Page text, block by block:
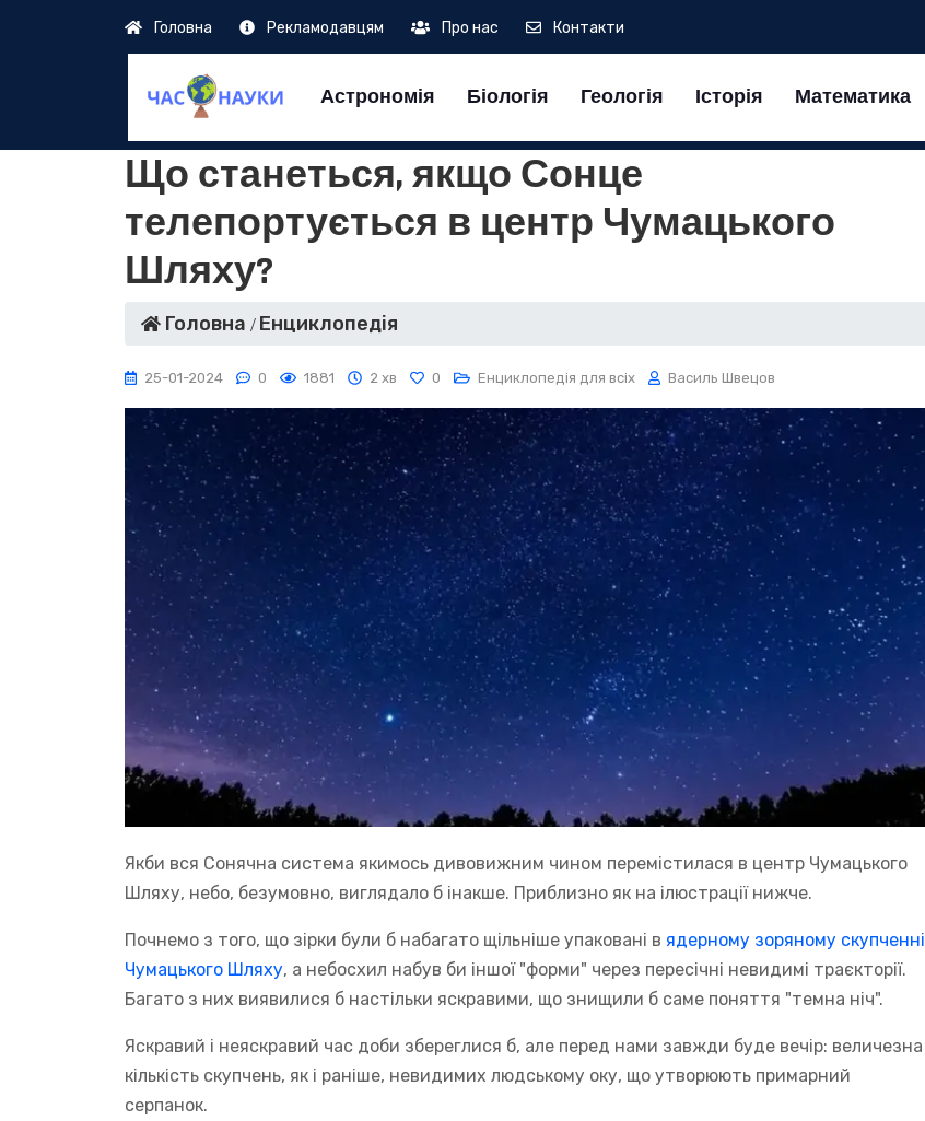
Головна Рекламодавцям Про нас Контакти
Астрономія Біологія Геологія Історія Математика
Що станеться, якщо Сонце
телепортується в центр Чумацького
Шляху?
Головна Енциклопедія
25-01-2024 0 1881 2 хв 0 Енциклопедія для всіх Василь Швецов
Якби вся Сонячна система якимось дивовижним чином перемістилася в центр Чумацького
Шляху, небо, безумовно, виглядало б інакше. Приблизно як на ілюстрації нижче.
Почнемо з того, що зірки були б набагато щільніше упаковані в ядерному зоряному скупченні
Чумацького Шляху, а небосхил набув би іншої "форми" через пересічні невидимі траєкторії.
Багато з них виявилися б настільки яскравими, що знищили б саме поняття "темна ніч".
Яскравий і неяскравий час доби збереглися б, але перед нами завжди буде вечір: величезна
кількість скупчень, як і раніше, невидимих людському оку, що утворюють примарний
серпанок.